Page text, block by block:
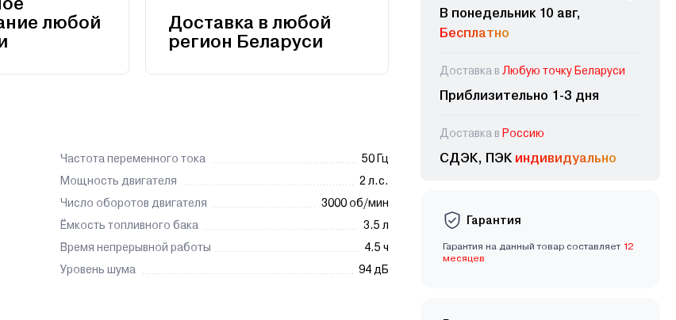
любой
Доставка в любой
регион Беларуси
Частота переменного тока
50 Гц
Мощность двигателя
2 л.с.
Число оборотов двигателя
3000 об/мин
Ёмкость топливного бака
3.5 л
Время непрерывной работы
4.5 ч
Уровень шума
94 дБ
В понедельник 10 авг,
Бесплатно
Доставка в Любую точку Беларуси
Приблизительно 1-3 дня
Доставка в Россию
СДЭК, ПЭК индивидуально
Гарантия
Гарантия на данный товар составляет 12
месяцев